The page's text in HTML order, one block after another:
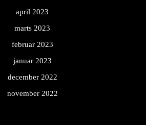
april 2023
marts 2023
februar 2023
januar 2023
december 2022
november 2022